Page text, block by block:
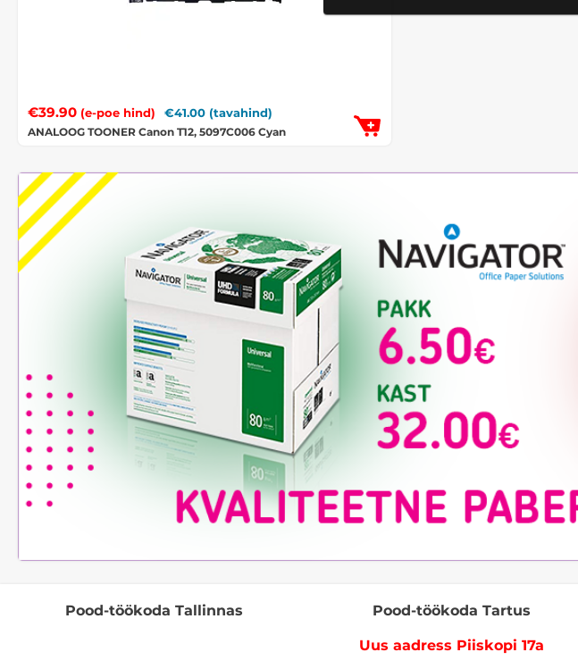
€39.90 (e-poe hind) €41.00 (tavahind)
ANALOOG TOONER Canon T12, 5097C006 Cyan
Pood-töökoda Tallinnas Pood-töökoda Tartus
Uus aadress Piiskopi 17a